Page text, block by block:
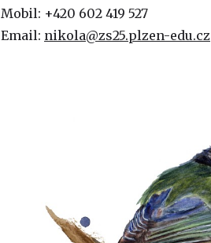
Mobil: +420 602 419 527
Email: nikola@zs25.plzen-edu.cz